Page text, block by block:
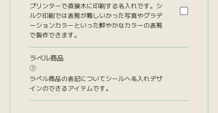
プリンターで直接木に印刷する名入れです。シ
ルク印刷では表現が難しいかった写真やグラデ
ーションカラーといった鮮やかなカラーの表現
で製作できます。
ラベル商品

ラベル商品の表記についてシールへ名入れデザ
インのできるアイテムです。